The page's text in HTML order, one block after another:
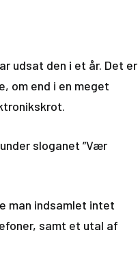
udsat den i et år. Det er
om end i en meget
sloganet ”Vær
man indsamlet intet
samt et utal af